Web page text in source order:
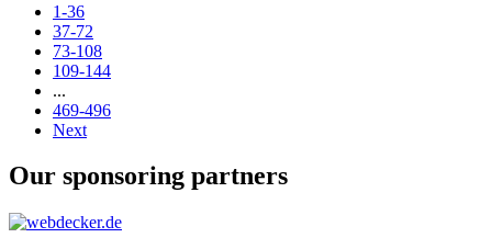
1-36
37-72
73-108
109-144
...
469-496
Next
Our sponsoring partners